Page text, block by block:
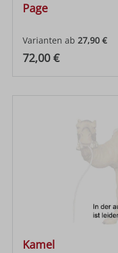
Page
Varianten ab 27,90 €
Regulärer Preis:
72,00 €
Kamel